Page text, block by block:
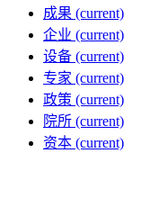
成果 (current)
企业 (current)
设备 (current)
专家 (current)
政策 (current)
院所 (current)
资本 (current)